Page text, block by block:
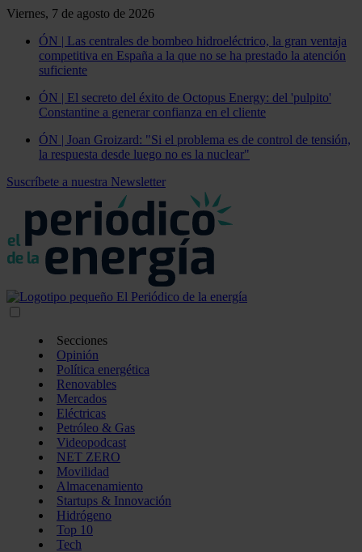
Viernes, 7 de agosto de 2026
ÓN | Las centrales de bombeo hidroeléctrico, la gran ventaja
competitiva en España a la que no se ha prestado la atención
suficiente
ÓN | El secreto del éxito de Octopus Energy: del 'pulpito'
Constantine a generar confianza en el cliente
ÓN | Joan Groizard: "Si el problema es de control de tensión,
la respuesta desde luego no es la nuclear"
Suscríbete a nuestra Newsletter
Secciones
Opinión
Política energética
Renovables
Mercados
Eléctricas
Petróleo & Gas
Videopodcast
NET ZERO
Movilidad
Almacenamiento
Startups & Innovación
Hidrógeno
Top 10
Tech